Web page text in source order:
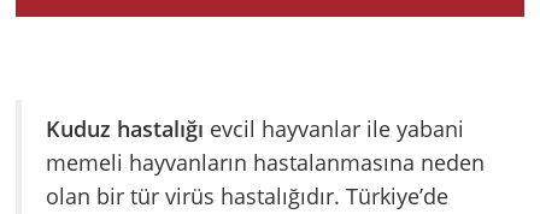
Kuduz hastalığı evcil hayvanlar ile yabani
memeli hayvanların hastalanmasına neden
olan bir tür virüs hastalığıdır. Türkiye’de